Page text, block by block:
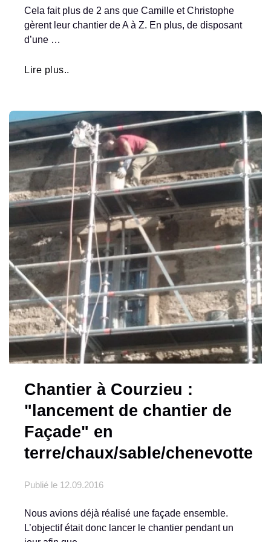
Cela fait plus de 2 ans que Camille et Christophe
gèrent leur chantier de A à Z. En plus, de disposant
d’une …
Lire plus..
Chantier à Courzieu :
"lancement de chantier de
Façade" en
terre/chaux/sable/chenevotte
Publié le 12.09.2016
Nous avions déjà réalisé une façade ensemble.
L’objectif était donc lancer le chantier pendant un